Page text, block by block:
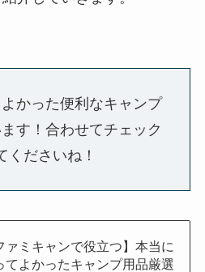
かった便利なキャンプ
す！合わせてチェック
くださいね！
ァミキャンで役立つ】本当に
てよかったキャンプ用品厳選